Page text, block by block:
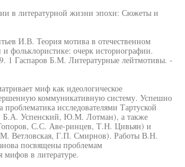
в литературной жизни эпохи: Сюжеты и
И.В. Теория мотива в отечественном
и фольклористике: очерк историографии.
1 Гаспаров Б.М. Литературные лейтмотивы. -
миф как идеологическое
коммуникативную систему. Успешно
проблематика исследователями Тартуской
Успенский, Ю.М. Лотман), а также
С.С. Аве-ринцев, Т.Н. Цивьян) и
Ветловская, Г.П. Смирнов). Работы В.Н.
посвящены проблемам
в литературе.